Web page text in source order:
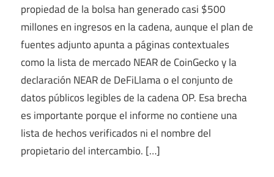
propiedad de la bolsa han generado casi $500
millones en ingresos en la cadena, aunque el plan de
fuentes adjunto apunta a páginas contextuales
como la lista de mercado NEAR de CoinGecko y la
declaración NEAR de DeFiLlama o el conjunto de
datos públicos legibles de la cadena OP. Esa brecha
es importante porque el informe no contiene una
lista de hechos verificados ni el nombre del
propietario del intercambio. […]